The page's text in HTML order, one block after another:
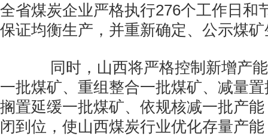
全省煤炭企业严格执行276个工作日和
保证均衡生产，并重新确定、公示煤
同时，山西将严格控制新增产能
一批煤矿、重组整合一批煤矿、减量
搁置延缓一批煤矿、依规核减一批产
闭到位，使山西煤炭行业优化存量产